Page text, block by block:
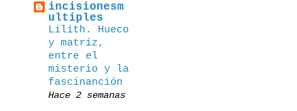
incisionesm
ultiples
Lilith. Hueco
y matriz,
entre el
misterio y la
fascinanción
Hace 2 semanas